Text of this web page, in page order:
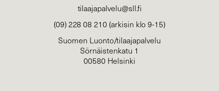
tilaajapalvelu@sll.fi
(09) 228 08 210 (arkisin klo 9-15)
Suomen Luonto/tilaajapalvelu
Sörnäistenkatu 1
00580 Helsinki